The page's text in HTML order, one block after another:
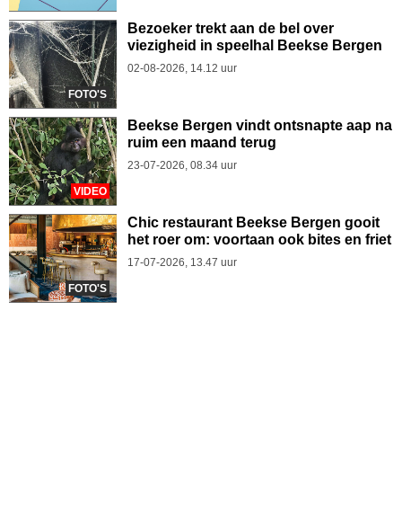
FOTO'S
Bezoeker trekt aan de bel over
viezigheid in speelhal Beekse Bergen
02-08-2026, 14.12 uur
VIDEO
Beekse Bergen vindt ontsnapte aap na
ruim een maand terug
23-07-2026, 08.34 uur
FOTO'S
Chic restaurant Beekse Bergen gooit
het roer om: voortaan ook bites en friet
17-07-2026, 13.47 uur